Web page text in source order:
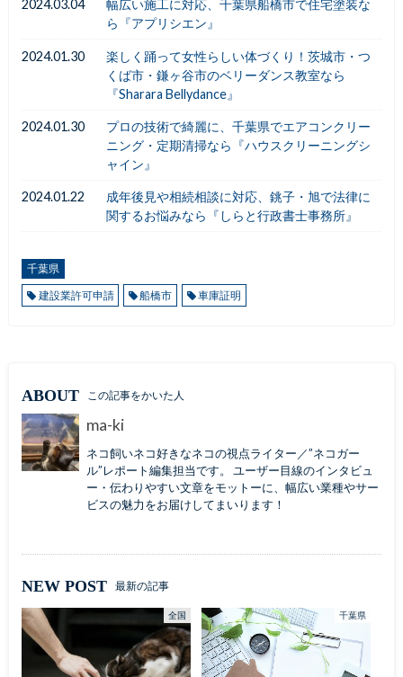
2024.03.04
幅広い施工に対応、千葉県船橋市で住宅塗装な
ら『アプリシエン』
2024.01.30
楽しく踊って女性らしい体づくり！茨城市・つ
くば市・鎌ヶ谷市のベリーダンス教室なら
『Sharara Bellydance』
2024.01.30
プロの技術で綺麗に、千葉県でエアコンクリー
ニング・定期清掃なら『ハウスクリーニングシ
ャイン』
2024.01.22
成年後見や相続相談に対応、銚子・旭で法律に
関するお悩みなら『しらと行政書士事務所』
千葉県
建設業許可申請
船橋市 車庫証明
ABOUT この記事をかいた人
ma-ki
ネコ飼いネコ好きなネコの視点ライター／”ネコガー
ル”レポート編集担当です。 ユーザー目線のインタビュ
ー・伝わりやすい文章をモットーに、幅広い業種やサー
ビスの魅力をお届けしてまいります！
NEW POST 最新の記事
全国 千葉県